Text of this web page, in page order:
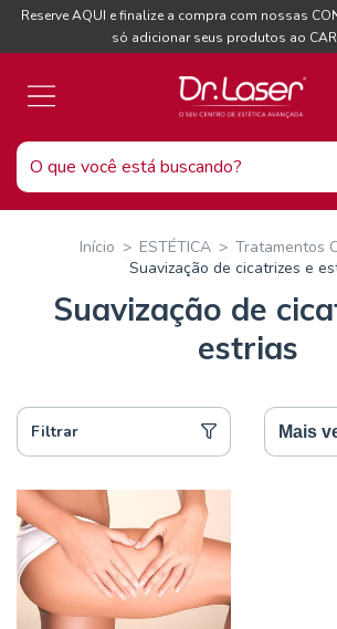
Reserve AQUI e finalize a compra com nossas
só adicionar seus produtos ao
Início > ESTÉTICA > Tratamentos
Suavização de cicatrizes e
Suavização de
estrias
Filtrar